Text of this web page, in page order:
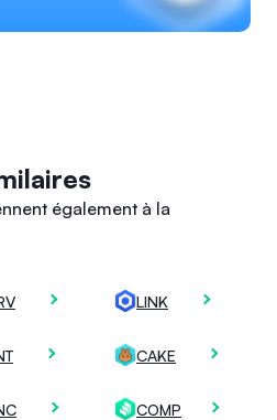
également à la
LINK
CAKE
COMP